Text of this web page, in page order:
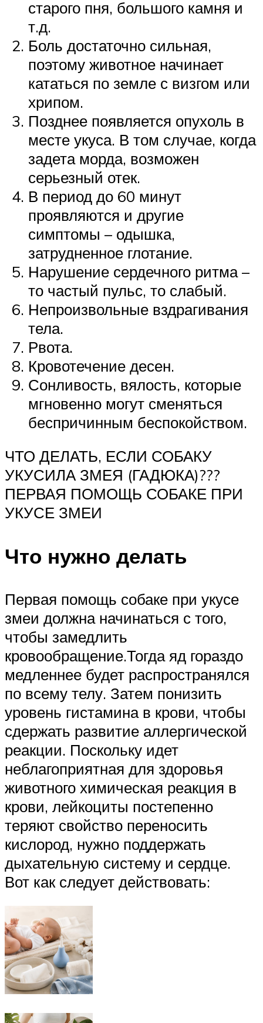
старого пня, большого камня и
т.д.
Боль достаточно сильная,
поэтому животное начинает
кататься по земле с визгом или
хрипом.
Позднее появляется опухоль в
месте укуса. В том случае, когда
задета морда, возможен
серьезный отек.
В период до 60 минут
проявляются и другие
симптомы – одышка,
затрудненное глотание.
Нарушение сердечного ритма –
то частый пульс, то слабый.
Непроизвольные вздрагивания
тела.
Рвота.
Кровотечение десен.
Сонливость, вялость, которые
мгновенно могут сменяться
беспричинным беспокойством.
ЧТО ДЕЛАТЬ, ЕСЛИ СОБАКУ
УКУСИЛА ЗМЕЯ (ГАДЮКА)???
ПЕРВАЯ ПОМОЩЬ СОБАКЕ ПРИ
УКУСЕ ЗМЕИ
Что нужно делать
Первая помощь собаке при укусе
змеи должна начинаться с того,
чтобы замедлить
кровообращение.Тогда яд гораздо
медленнее будет распространялся
по всему телу. Затем понизить
уровень гистамина в крови, чтобы
сдержать развитие аллергической
реакции. Поскольку идет
неблагоприятная для здоровья
животного химическая реакция в
крови, лейкоциты постепенно
теряют свойство переносить
кислород, нужно поддержать
дыхательную систему и сердце.
Вот как следует действовать: